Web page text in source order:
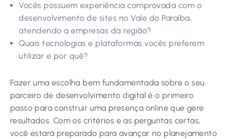
Vocês possuem experiência comprovada com o
desenvolvimento de sites no Vale do Paraíba,
atendendo a empresas da região?
Quais tecnologias e plataformas vocês preferem
utilizar e por quê?
Fazer uma escolha bem fundamentada sobre o seu
parceiro de desenvolvimento digital é o primeiro
passo para construir uma presença online que gere
resultados. Com os critérios e as perguntas certas,
você estará preparado para avançar no planejamento